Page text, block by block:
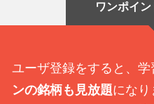
ワンポイ
ユーザ登録をすると、学
ンの銘柄も見放題になり